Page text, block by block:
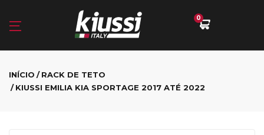
0
INÍCIO
RACK DE TETO
KIUSSI EMILIA KIA SPORTAGE 2017 ATÉ 2022